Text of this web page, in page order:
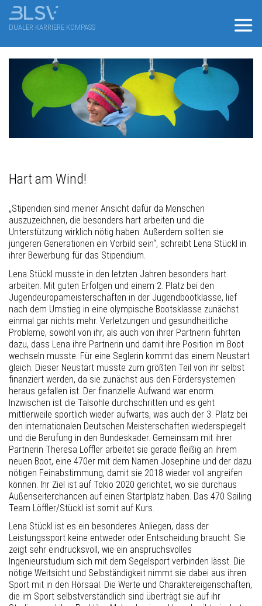
DUALER KARRIERE KOMPASS
Hart am Wind!
„Stipendien sind meiner Ansicht dafür da Menschen
auszuzeichnen, die besonders hart arbeiten und die
Unterstützung wirklich nötig haben. Außerdem sollten sie
jüngeren Generationen ein Vorbild sein“, schreibt Lena Stückl in
ihrer Bewerbung für das Stipendium.
Lena Stückl musste in den letzten Jahren besonders hart
arbeiten. Mit guten Erfolgen und einem 2. Platz bei den
Jugendeuropameisterschaften in der Jugendbootklasse, lief
nach dem Umstieg in eine olympische Bootsklasse zunächst
einmal gar nichts mehr. Verletzungen und gesundheitliche
Probleme, sowohl von ihr, als auch von ihrer Partnerin führten
dazu, dass Lena ihre Partnerin und damit ihre Position im Boot
wechseln musste. Für eine Seglerin kommt das einem Neustart
gleich. Dieser Neustart musste zum größten Teil von ihr selbst
finanziert werden, da sie zunächst aus den Fördersystemen
heraus gefallen ist. Der finanzielle Aufwand war enorm.
Inzwischen ist die Talsohle durchschritten und es geht
mittlerweile sportlich wieder aufwärts, was auch der 3. Platz bei
den internationalen Deutschen Meisterschaften wiederspiegelt
und die Berufung in den Bundeskader. Gemeinsam mit ihrer
Partnerin Theresa Löffler arbeitet sie gerade fleißig an ihrem
neuen Boot, eine 470er mit dem Namen Josephine und der dazu
nötigen Feinabstimmung, damit sie 2018 wieder voll angreifen
können. Ihr Ziel ist auf Tokio 2020 gerichtet, wo sie durchaus
Außenseiterchancen auf einen Startplatz haben. Das 470 Sailing
Team Löffler/Stückl ist somit auf Kurs.
Lena Stückl ist es ein besonderes Anliegen, dass der
Leistungssport keine entweder oder Entscheidung braucht. Sie
zeigt sehr eindrucksvoll, wie ein anspruchsvolles
Ingenieurstudium sich mit dem Segelsport verbinden lässt. Die
nötige Weitsicht und Selbständigkeit nimmt sie dabei aus ihren
Sport mit in den Hörsaal. Die Werte und Charaktereigenschaften,
die im Sport selbstverständlich sind überträgt sie auf ihr